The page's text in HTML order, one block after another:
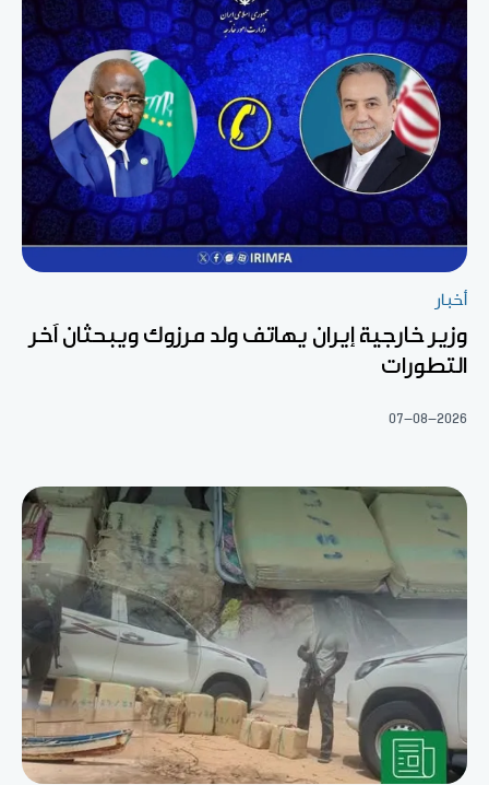
أخبار
وزير خارجية إيران يهاتف ولد مرزوك ويبحثان آخر
التطورات
07-08-2026